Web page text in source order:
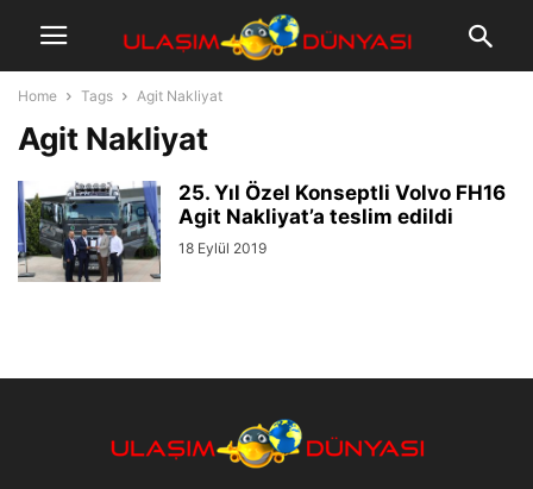
Home Tags Agit Nakliyat
Agit Nakliyat
25. Yıl Özel Konseptli Volvo FH16
Agit Nakliyat’a teslim edildi
18 Eylül 2019